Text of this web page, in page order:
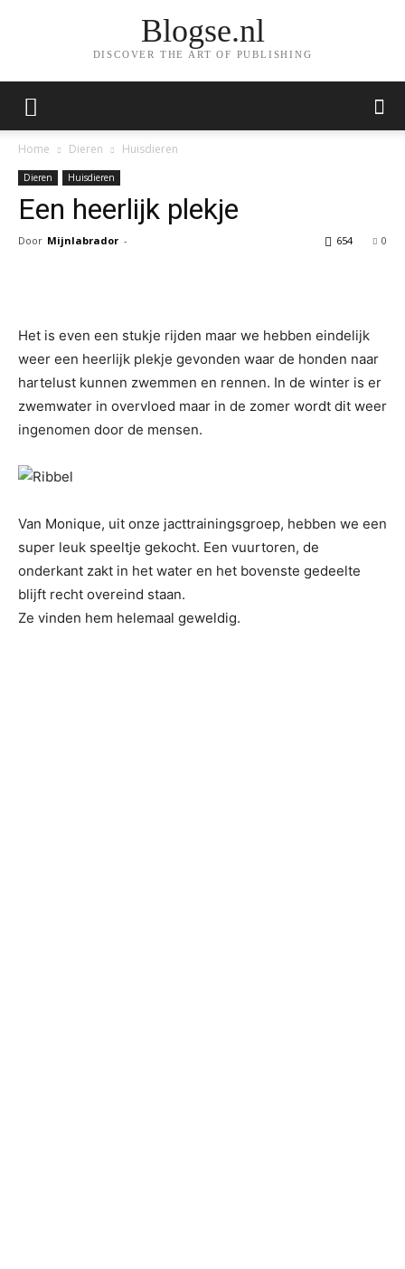
Blogse.nl
DISCOVER THE ART OF PUBLISHING
Home Dieren Huisdieren
Dieren Huisdieren
Een heerlijk plekje
Door Mijnlabrador - 0
654
Het is even een stukje rijden maar we hebben eindelijk
weer een heerlijk plekje gevonden waar de honden naar
hartelust kunnen zwemmen en rennen. In de winter is er
zwemwater in overvloed maar in de zomer wordt dit weer
ingenomen door de mensen.
Van Monique, uit onze jacttrainingsgroep, hebben we een
super leuk speeltje gekocht. Een vuurtoren, de
onderkant zakt in het water en het bovenste gedeelte
blijft recht overeind staan.
Ze vinden hem helemaal geweldig.